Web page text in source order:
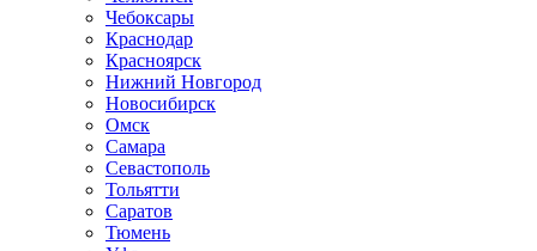
Чебоксары
Краснодар
Красноярск
Нижний Новгород
Новосибирск
Омск
Самара
Севастополь
Тольятти
Саратов
Тюмень